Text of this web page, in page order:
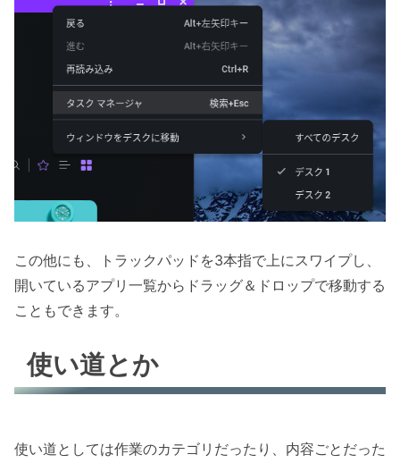
この他にも、トラックパッドを3本指で上にスワイプし、
開いているアプリ一覧からドラッグ＆ドロップで移動する
こともできます。
使い道とか
使い道としては作業のカテゴリだったり、内容ごとだった